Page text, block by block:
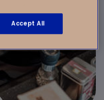
Accept All